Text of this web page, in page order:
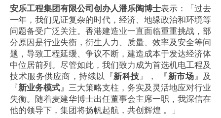
安乐工程集团有限公司创办人潘乐陶博士表示：「过去
一年，我们见证复杂的时代，经济、地缘政治和环境等
问题备受广泛关注。香港建造业一直面临重重挑战，部
分原因是行业失衡，衍生人力、质量、效率及安全等问
题，导致工程延缓、争议不断，建造成本于发达经济体
中位居前列。尽管如此，我们致力成为首选机电工程及
技术服务供应商，持续以『新科技』， 『新市场』及
『新业务模式』三大策略支柱，务实及灵活地应对行业
失衡。随着麦建华博士出任董事会主席一职，我深信在
他的领导下，集团将扬帆起航，共创辉煌 。」